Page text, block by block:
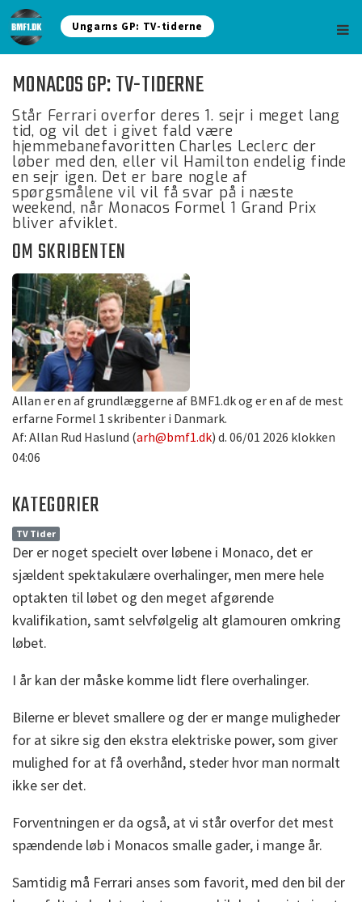
Ungarns GP: TV-tiderne
MONACOS GP: TV-TIDERNE
Står Ferrari overfor deres 1. sejr i meget lang
tid, og vil det i givet fald være
hjemmebanefavoritten Charles Leclerc der
løber med den, eller vil Hamilton endelig finde
en sejr igen. Det er bare nogle af
spørgsmålene vil vil få svar på i næste
weekend, når Monacos Formel 1 Grand Prix
bliver afviklet.
OM SKRIBENTEN
Allan er en af grundlæggerne af BMF1.dk og er en af de mest
erfarne Formel 1 skribenter i Danmark.
Af: Allan Rud Haslund (arh@bmf1.dk) d. 06/01 2026 klokken
04:06
KATEGORIER
TV Tider
Der er noget specielt over løbene i Monaco, det er
sjældent spektakulære overhalinger, men mere hele
optakten til løbet og den meget afgørende
kvalifikation, samt selvfølgelig alt glamouren omkring
løbet.
I år kan der måske komme lidt flere overhalinger.
Bilerne er blevet smallere og der er mange muligheder
for at sikre sig den ekstra elektriske power, som giver
mulighed for at få overhånd, steder hvor man normalt
ikke ser det.
Forventningen er da også, at vi står overfor det mest
spændende løb i Monacos smalle gader, i mange år.
Samtidig må Ferrari anses som favorit, med den bil der